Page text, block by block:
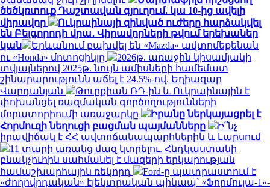
ծեծկռտուք Դաշտավան գյուղում. կա 10-ից ավելի
վիրավոր
Ուկրաինայի զինված ուժերը հարձակվել
են Բելգորոդի վրա․ Վիրավորների թվում երեխաներ
կան
Երևանում բախվել են «Mazda» ավտոմեքենան
ու «Honda» մոտոցիկլը
2026թ. առաջին կիսամյակի
տվյալներով 2025թ. նույն ամիսների համեմատ
շինարարությունն աճել է 24.5%-ով. Եղիազար
Վարդանյան
Թուրքիան ՌԴ-ին և Ուկրաինային է
փոխանցել ռազմական գործողությունների
մորատորիումի առաջարկը
Իրանը ներկայացրել է
Հորմուզի նեղուցի բացման պայմանները
Ի՞նչ
իրավիճակ է ՀՀ ավտոճանապարհներին և Լարսում
11 տարի առանց մազ կտրելու. Հնդկաստանի
բնակչուհին սահմանել է մազերի երկարության
համաշխարհային ռեկորդ
Ford-ը պատրաստում է
«ժողովրդական» էլեկտրական պիկապ՝ «Ֆորմուլա-1»-